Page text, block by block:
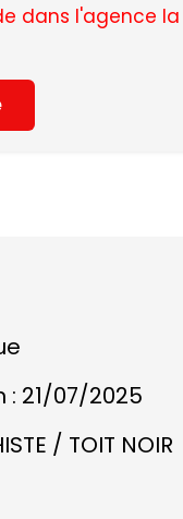
dans l'agence
: 21/07/2025
/ TOIT NOIR